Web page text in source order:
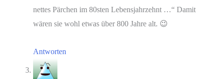
nettes Pärchen im 80sten Lebensjahrzehnt …“ Damit
wären sie wohl etwas über 800 Jahre alt. 😉
Antworten